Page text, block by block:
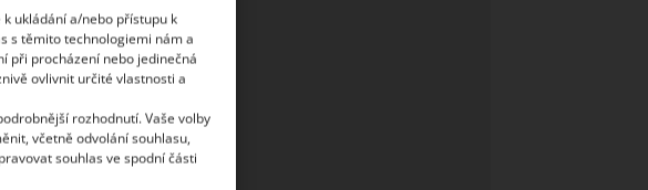
ukládání a/nebo přístupu k
s těmito technologiemi nám a
při procházení nebo jedinečná
ovlivnit určité vlastnosti a
rozhodnutí. Vaše volby
včetně odvolání souhlasu,
souhlas ve spodní části